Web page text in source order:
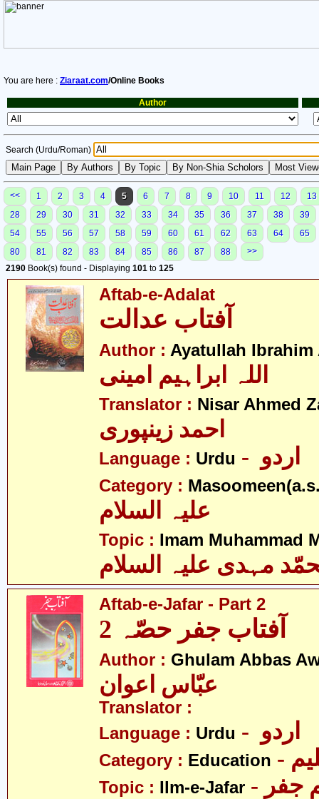
You are here : Ziaraat.com/Online Books
Author
Search (Urdu/Roman)
<< 1 2 3 4 5 6 7 8 9 10 11 12
13
28
29 30 31 32 33 34 35 36 37 38
39
54
55 56 57 58 59 60 61 62 63 64
65
80
81 82 83 84 85 86 87 88
>>
2190 Book(s) found - Displaying 101 to 125
Aftab-e-Adalat
Author : Ayatullah Ibrahim
اللہ ابراہیم امینی
Translator : Nisar Ahmed
احمد زینپوری
Language : Urdu
Category :
Topic : Imam Muhammad
مہدی علیہ السلام
Aftab-e-Jafar - Part 2
آفتاب جفر حصّہ 2
Author : Ghulam Abbas
Translator :
Language : Urdu
Category : Education
Topic : Ilm-e-Jafar جفر